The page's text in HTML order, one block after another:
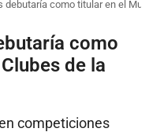
debutaría como titular en el
como
de la
competiciones